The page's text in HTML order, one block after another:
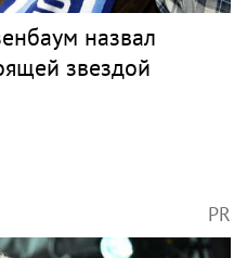
назвал
звездой
PR